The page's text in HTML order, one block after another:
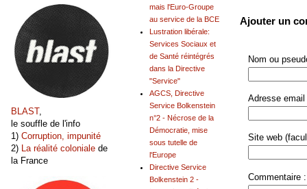
Ajouter un
Nom ou
Adresse email
Site web
Commentaire :
mais l'Euro-Groupe
au service de la BCE
Lustration libérale:
Services Sociaux et
de Santé réintégrés
dans la Directive
"Service"
AGCS, Directive
Service Bolkenstein
n°2 - Nécrose de la
Démocratie, mise
sous tutelle de
l'Europe
Directive Service
Bolkenstein 2 -
BLAST,
le souffle de l'info
1) Corruption, impunité
2) La réalité coloniale de
la France